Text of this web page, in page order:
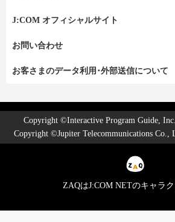
J:COM オフィシャルサイト
お問い合わせ
お客さまのデータ利用･外部送信について
Copyright ©Interactive Program Guide,
Copyright ©Jupiter Telecommunications Co.,
ZAQはJ:COM NETのキャラ